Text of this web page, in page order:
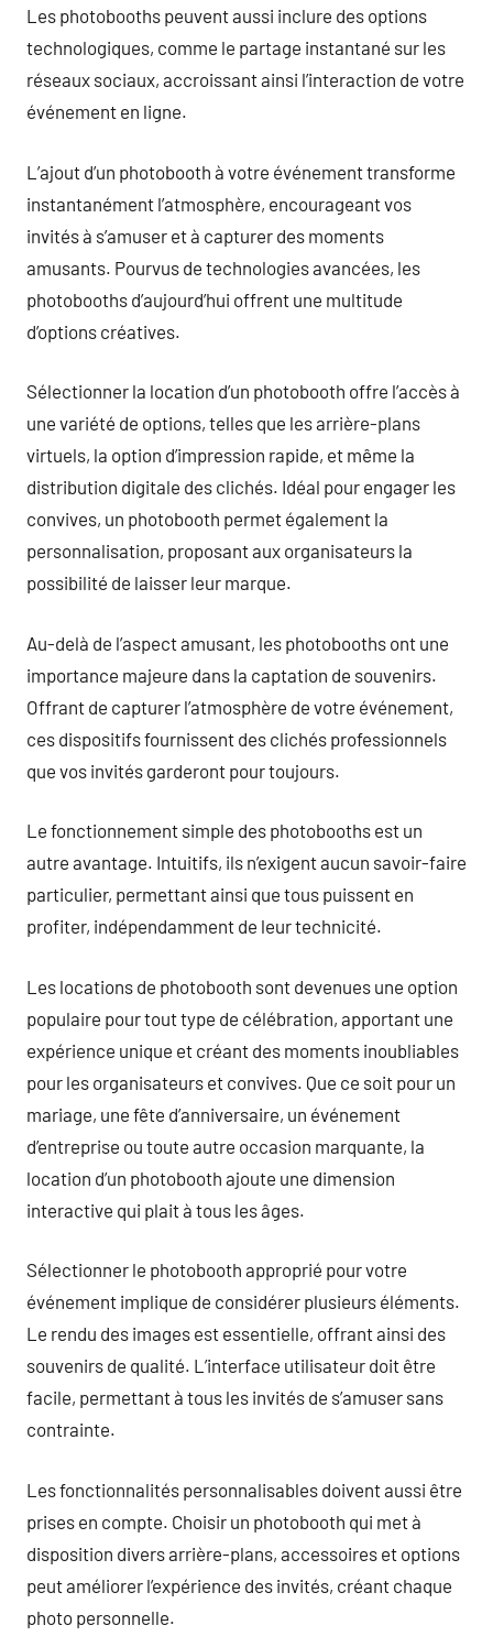
Les photobooths peuvent aussi inclure des options
technologiques, comme le partage instantané sur les
réseaux sociaux, accroissant ainsi l’interaction de votre
événement en ligne.
L’ajout d’un photobooth à votre événement transforme
instantanément l’atmosphère, encourageant vos
invités à s’amuser et à capturer des moments
amusants. Pourvus de technologies avancées, les
photobooths d’aujourd’hui offrent une multitude
d’options créatives.
Sélectionner la location d’un photobooth offre l’accès à
une variété de options, telles que les arrière-plans
virtuels, la option d’impression rapide, et même la
distribution digitale des clichés. Idéal pour engager les
convives, un photobooth permet également la
personnalisation, proposant aux organisateurs la
possibilité de laisser leur marque.
Au-delà de l’aspect amusant, les photobooths ont une
importance majeure dans la captation de souvenirs.
Offrant de capturer l’atmosphère de votre événement,
ces dispositifs fournissent des clichés professionnels
que vos invités garderont pour toujours.
Le fonctionnement simple des photobooths est un
autre avantage. Intuitifs, ils n’exigent aucun savoir-faire
particulier, permettant ainsi que tous puissent en
profiter, indépendamment de leur technicité.
Les locations de photobooth sont devenues une option
populaire pour tout type de célébration, apportant une
expérience unique et créant des moments inoubliables
pour les organisateurs et convives. Que ce soit pour un
mariage, une fête d’anniversaire, un événement
d’entreprise ou toute autre occasion marquante, la
location d’un photobooth ajoute une dimension
interactive qui plait à tous les âges.
Sélectionner le photobooth approprié pour votre
événement implique de considérer plusieurs éléments.
Le rendu des images est essentielle, offrant ainsi des
souvenirs de qualité. L’interface utilisateur doit être
facile, permettant à tous les invités de s’amuser sans
contrainte.
Les fonctionnalités personnalisables doivent aussi être
prises en compte. Choisir un photobooth qui met à
disposition divers arrière-plans, accessoires et options
peut améliorer l’expérience des invités, créant chaque
photo personnelle.